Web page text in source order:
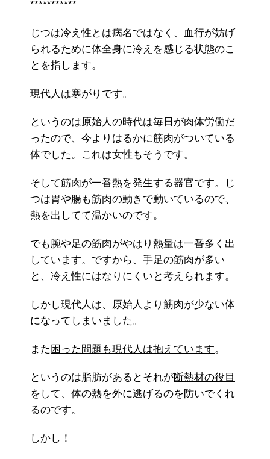
***********
じつは冷え性とは病名ではなく、血行が妨げ
られるために体全身に冷えを感じる状態のこ
とを指します。
現代人は寒がりです。
というのは原始人の時代は毎日が肉体労働だ
ったので、今よりはるかに筋肉がついている
体でした。これは女性もそうです。
そして筋肉が一番熱を発生する器官です。じ
つは胃や腸も筋肉の動きで動いているので、
熱を出してて温かいのです。
でも腕や足の筋肉がやはり熱量は一番多く出
しています。ですから、手足の筋肉が多い
と、冷え性にはなりにくいと考えられます。
しかし現代人は、原始人より筋肉が少ない体
になってしまいました。
また 困った問題も現代人は抱えています。
というのは脂肪があるとそれが断熱材の役目
をして、体の熱を外に逃げるのを防いでくれ
るのです。
しかし！